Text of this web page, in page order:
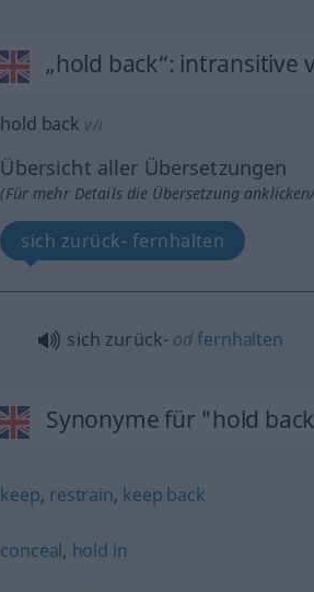
„hold back“: intransitive
hold back v/i
Übersicht aller Übersetzungen
(Für mehr Details die Übersetzung
sich zurück- fernhalten
sich zurück- odfernhalten
Synonyme für "hold
keep, restrain, keep back
conceal, hold in